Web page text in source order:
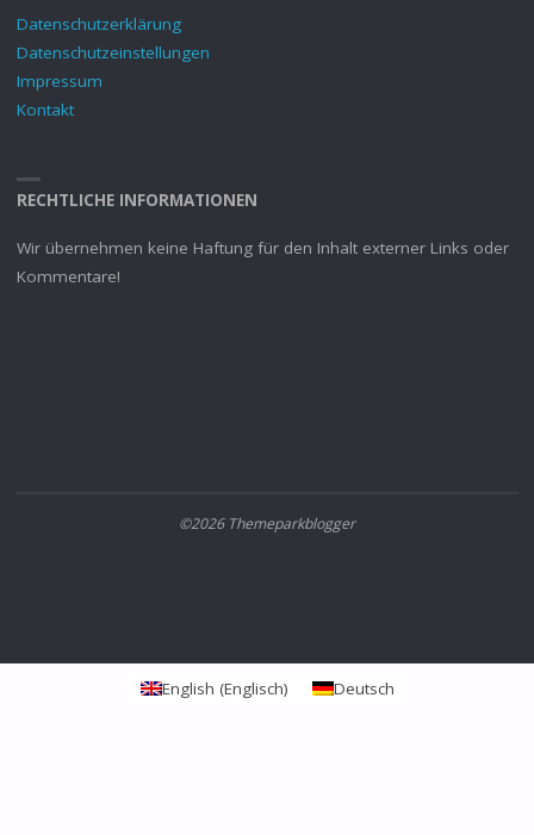
Datenschutzerklärung
Datenschutzeinstellungen
Impressum
Kontakt
RECHTLICHE INFORMATIONEN
Wir übernehmen keine Haftung für den Inhalt externer Links oder
Kommentare!
©2026 Themeparkblogger
English (Englisch) Deutsch